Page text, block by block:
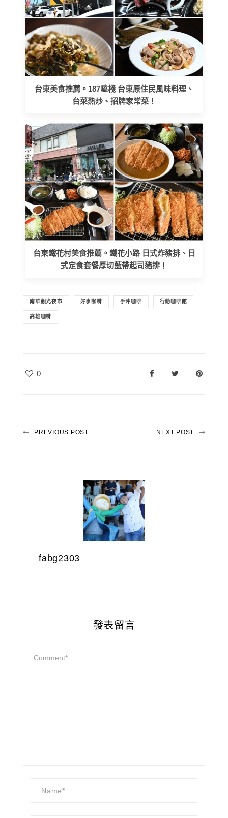
台東美食推薦。187嗑棧 台東原住民風味料理、
台菜熱炒、招牌家常菜！
台東鐵花村美食推薦。鐵花小路 日式炸豬排、日
式定食套餐厚切藍帶起司豬排！
南華觀光夜市 好事咖啡 手沖咖啡 行動咖啡館
高雄咖啡
0
PREVIOUS POST NEXT POST
fabg2303
發表留言